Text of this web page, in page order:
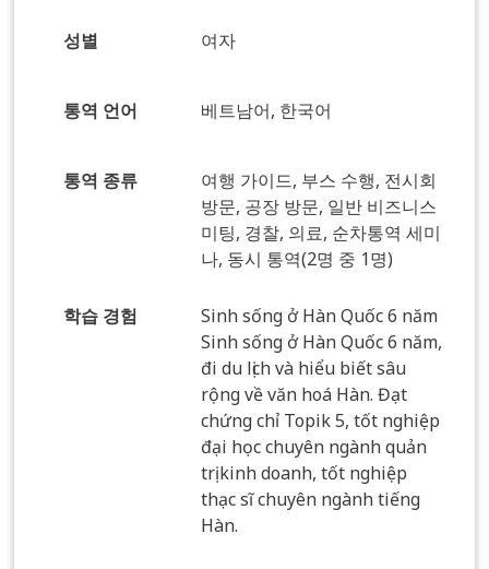
성별 여자
통역 언어 베트남어, 한국어
통역 종류
여행 가이드, 부스 수행, 전시회
방문, 공장 방문, 일반 비즈니스
미팅, 경찰, 의료, 순차통역 세미
나, 동시 통역(2명 중 1명)
학습 경험
Sinh sống ở Hàn Quốc 6 năm
Sinh sống ở Hàn Quốc 6 năm,
đi du lịch và hiểu biết sâu
rộng về văn hoá Hàn. Đạt
chứng chỉ Topik 5, tốt nghiệp
đại học chuyên ngành quản
trị kinh doanh, tốt nghiệp
thạc sĩ chuyên ngành tiếng
Hàn.